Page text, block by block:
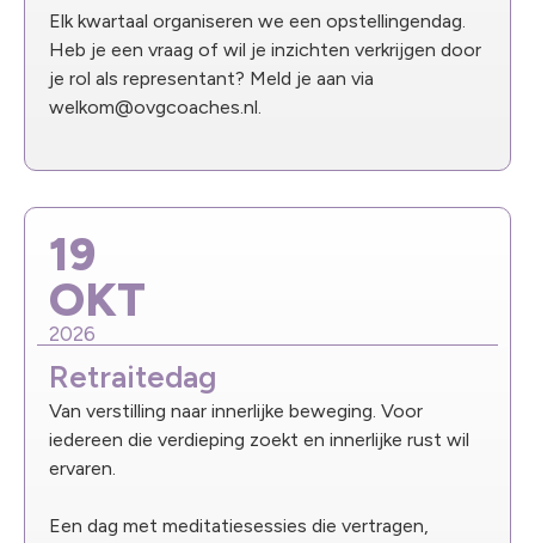
Elk kwartaal organiseren we een opstellingendag.
Heb je een vraag of wil je inzichten verkrijgen door
je rol als representant? Meld je aan via
welkom@ovgcoaches.nl.
19
OKT
2026
Retraitedag
Van verstilling naar innerlijke beweging. Voor
iedereen die verdieping zoekt en innerlijke rust wil
ervaren.
Een dag met meditatiesessies die vertragen,